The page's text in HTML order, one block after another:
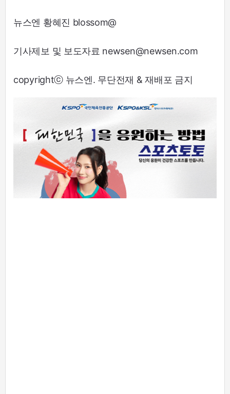
뉴스엔 황혜진 blossom@
기사제보 및 보도자료 newsen@newsen.com
copyrightⓒ 뉴스엔. 무단전재 & 재배포 금지